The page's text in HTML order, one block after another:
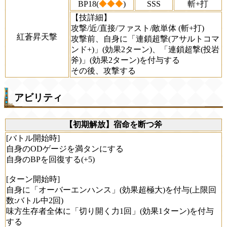
紅蒼昇天撃
BP18(◆◆◆) SSS
斬+打
【技詳細】
攻撃/近/直接/ファスト/敵単体 (斬+打)
攻撃前、自身に「連鎖超撃(アサルトコマ
ンド+)」(効果2ターン)、「連鎖超撃(投岩
斧)」(効果2ターン)を付与する
その後、攻撃する
アビリティ
【初期解放】宿命を断つ斧
[バトル開始時]
自身のODゲージを満タンにする
自身のBPを回復する(+5)
[ターン開始時]
自身に「オーバーエンハンス」(効果超極大)を付与(上限回
数:バトル中2回)
味方生存者全体に「切り開く力1回」(効果1ターン)を付与
する